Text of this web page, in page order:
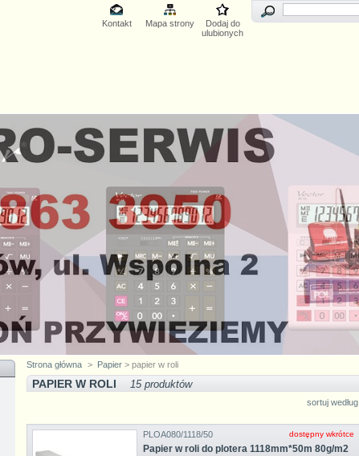
Kontakt Mapa strony
Dodaj do
ulubionych
Strona główna > Papier > papier w roli
PAPIER W ROLI 15 produktów
sortuj według
dostępny wkrótce
PLOA080/1118/50
Papier w roli do plotera 1118mm*50m 80g/m2